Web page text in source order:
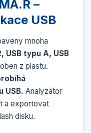
–
USB
mnoha
USB typu A, USB
z plastu.
USB. Analyzátor
a exportovat
disku.